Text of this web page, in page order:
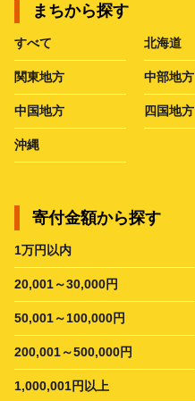
まちから探す
すべて 北海道
関東地方 中部地方
中国地方 四国地方
沖縄
寄付金額から探す
1万円以内
20,001～30,000円
50,001～100,000円
200,001～500,000円
1,000,001円以上